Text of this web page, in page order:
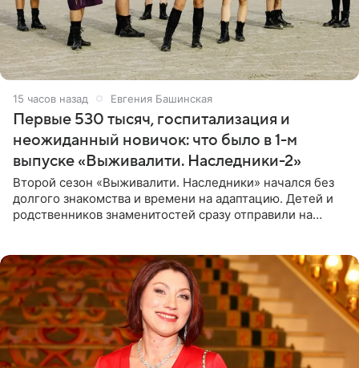
15 часов назад Евгения Башинская
Первые 530 тысяч, госпитализация и
неожиданный новичок: что было в 1-м
выпуске «Выживалити. Наследники-2»
Второй сезон «Выживалити. Наследники» начался без
долгого знакомства и времени на адаптацию. Детей и
родственников знаменитостей сразу отправили на